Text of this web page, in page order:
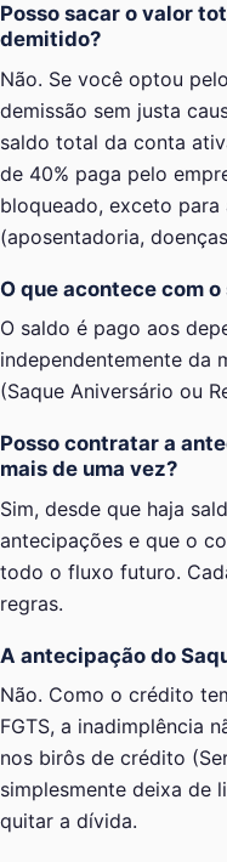
Posso sacar o valor
demitido?
Não. Se você optou
demissão sem justa
saldo total da conta
de 40% paga pelo
bloqueado, exceto
(aposentadoria,
O que acontece com
O saldo é pago aos
independentemente da
(Saque Aniversário ou
Posso contratar a
mais de uma vez?
Sim, desde que haja
antecipações e que o
todo o fluxo futuro.
regras.
A antecipação do
Não. Como o crédito
FGTS, a inadimplência
nos birôs de crédito
simplesmente deixa de
quitar a dívida.